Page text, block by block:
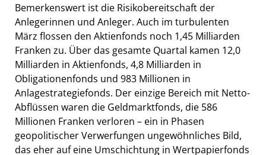
Bemerkenswert ist die Risikobereitschaft der
Anlegerinnen und Anleger. Auch im turbulenten
März flossen den Aktienfonds noch 1,45 Milliarden
Franken zu. Über das gesamte Quartal kamen 12,0
Milliarden in Aktienfonds, 4,8 Milliarden in
Obligationenfonds und 983 Millionen in
Anlagestrategiefonds. Der einzige Bereich mit Netto-
Abflüssen waren die Geldmarktfonds, die 586
Millionen Franken verloren – ein in Phasen
geopolitischer Verwerfungen ungewöhnliches Bild,
das eher auf eine Umschichtung in Wertpapierfonds